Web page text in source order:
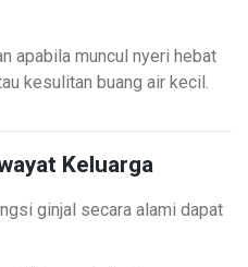
apabila muncul nyeri hebat
kesulitan buang air kecil.
Keluarga
ginjal secara alami dapat